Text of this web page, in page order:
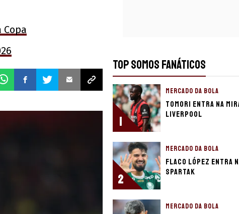
TOP SOMOS FANÁTICOS
1
MERCADO DA BOLA
Tomori entra na
Liverpool
2
MERCADO DA BOLA
Flaco López entra
Spartak
MERCADO DA BOLA